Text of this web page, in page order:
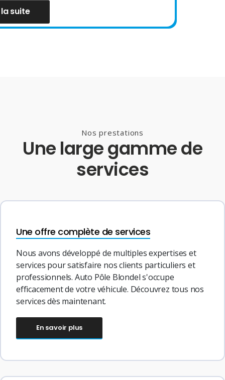
suite
Nos prestations
Une large gamme de
services
Une offre complète de services
Nous avons développé de multiples expertises et
services pour satisfaire nos clients particuliers et
professionnels. Auto Pôle Blondel s'occupe
efficacement de votre véhicule. Découvrez tous nos
services dès maintenant.
En savoir plus